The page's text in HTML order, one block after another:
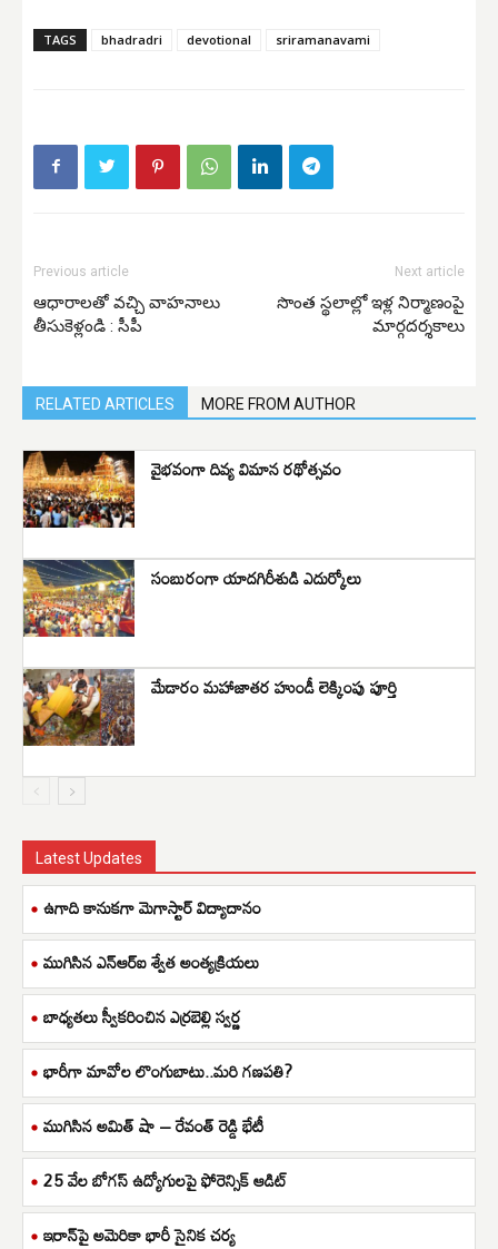
TAGS bhadradri devotional sriramanavami
Previous article
ఆధారాలతో వచ్చి వాహనాలు
తీసుకెళ్లండి : సీపీ
Next article
సొంత స్థలాల్లో ఇళ్ల నిర్మాణంపై
మార్గదర్శకాలు
RELATED ARTICLES MORE FROM AUTHOR
వైభవంగా దివ్య విమాన రథోత్సవం
సంబురంగా యాదగిరీశుడి ఎదుర్కోలు
మేడారం మహాజాతర హుండీ లెక్కింపు పూర్తి
Latest Updates
ఉగాది కానుకగా మెగాస్టార్ విద్యాదానం
ముగిసిన ఎన్ఆర్ఐ శ్వేత అంత్యక్రియలు
బాధ్యతలు స్వీకరించిన ఎర్రబెల్లి స్వర్ణ
భారీగా మావోల లొంగుబాటు..మరి గణపతి?
ముగిసిన అమిత్ షా – రేవంత్ రెడ్డి భేటీ
25 వేల బోగస్ ఉద్యోగులపై ఫోరెన్సిక్ ఆడిట్
ఇరాన్‌పై అమెరికా భారీ సైనిక చర్య